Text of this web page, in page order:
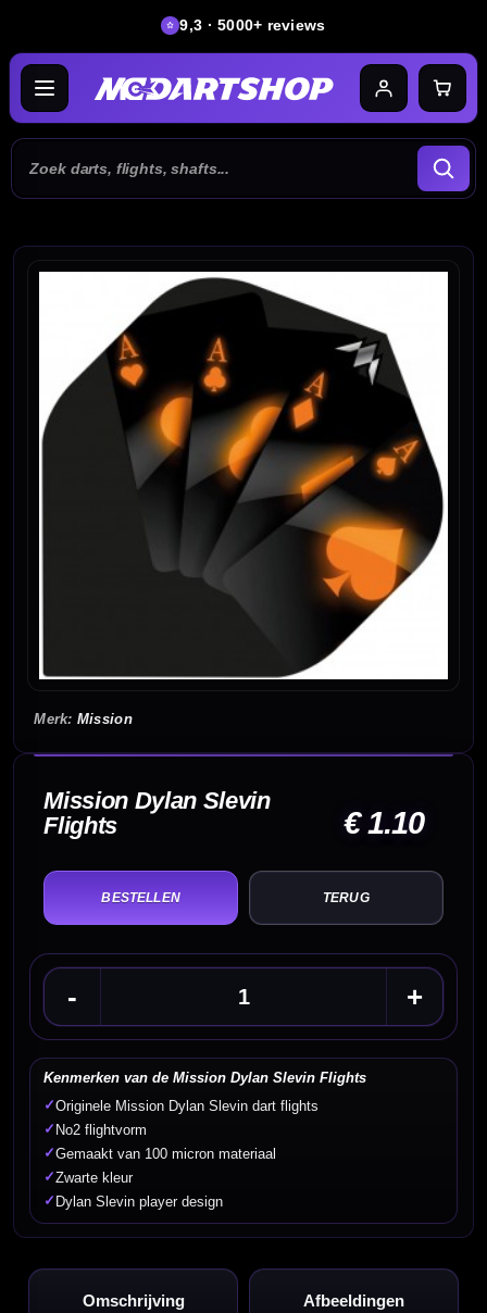
9,3 · 5000+ reviews
Mission
Mission Dylan Slevin
Flights
€ 1.10
TERUG
Kenmerken van de Mission Dylan Slevin Flights
✓Originele Mission Dylan Slevin dart flights
✓ No2 flightvorm
✓Gemaakt van 100 micron materiaal
✓Zwarte kleur
✓ Dylan Slevin player design
- +
Omschrijving Afbeeldingen